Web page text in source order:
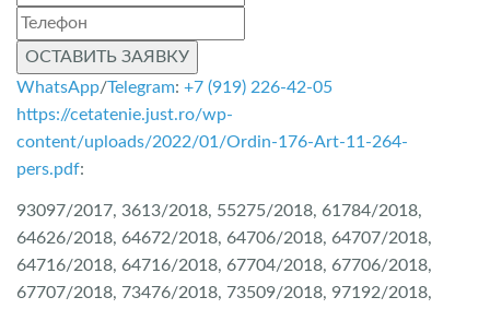
ОСТАВИТЬ ЗАЯВКУ
WhatsApp/Telegram: +7 (919) 226-42-05
https://cetatenie.just.ro/wp-
content/uploads/2022/01/Ordin-176-Art-11-264-
pers.pdf:
93097/2017, 3613/2018, 55275/2018, 61784/2018,
64626/2018, 64672/2018, 64706/2018, 64707/2018,
64716/2018, 64716/2018, 67704/2018, 67706/2018,
67707/2018, 73476/2018, 73509/2018, 97192/2018,